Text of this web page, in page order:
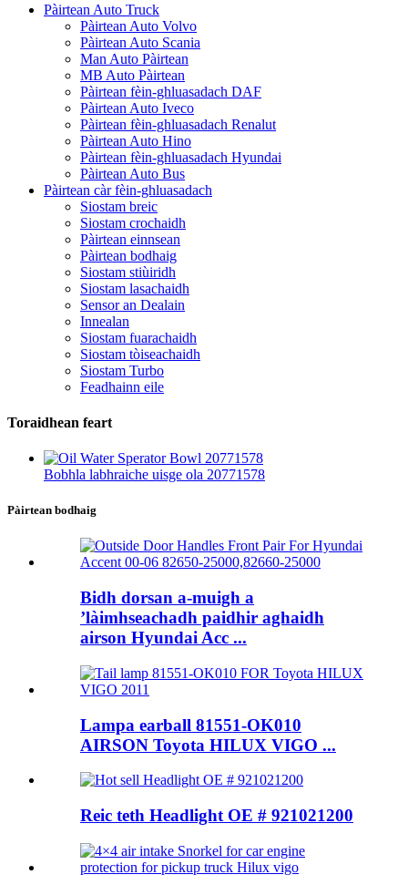
Pàirtean Auto Truck
Pàirtean Auto Volvo
Pàirtean Auto Scania
Man Auto Pàirtean
MB Auto Pàirtean
Pàirtean fèin-ghluasadach DAF
Pàirtean Auto Iveco
Pàirtean fèin-ghluasadach Renalut
Pàirtean Auto Hino
Pàirtean fèin-ghluasadach Hyundai
Pàirtean Auto Bus
Pàirtean càr fèin-ghluasadach
Siostam breic
Siostam crochaidh
Pàirtean einnsean
Pàirtean bodhaig
Siostam stiùiridh
Siostam lasachaidh
Sensor an Dealain
Innealan
Siostam fuarachaidh
Siostam tòiseachaidh
Siostam Turbo
Feadhainn eile
Toraidhean feart
Bobhla labhraiche uisge ola 20771578
Pàirtean bodhaig
Bidh dorsan a-muigh a
’làimhseachadh paidhir aghaidh
airson Hyundai Acc ...
Lampa earball 81551-OK010
AIRSON Toyota HILUX VIGO ...
Reic teth Headlight OE # 921021200